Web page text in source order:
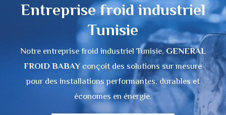
Entreprise froid industriel
Tunisie
Notre entreprise froid industriel Tunisie, GENERAL
FROID BABAY conçoit des solutions sur mesure
pour des installations performantes, durables et
économes en énergie.